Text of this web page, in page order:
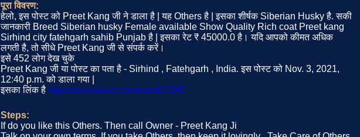
पूरा विवरण:
हेलो, इस पोस्ट को Preet Kang जी ने डाला है | यह Others है | इसका शीर्षक Siberian Husky है. सकी
जानकारी Breed Siberian husky Female available Show Quality Rich coat Preet kang
Sirhind city fatehgarh sahib Punjab है | इसका रेट ₹ 45000.0 है। यदि आपको कीमत अधिक
लगती है, तो सीधे Preet Kang जी से संपर्क करें।
इसे 452 लोग देख चुके
Preet Kang जी या पोस्ट का पता है - Sirhind , Fatehgarh , India. इस पोस्ट को Nov. 3, 2021,
12:40 p.m. को डाला गया |
इसका लिंक है https://animalsss.com/stock/1345
Steps:
If do you like this Others. Then call Owner - Preet Kang Ji